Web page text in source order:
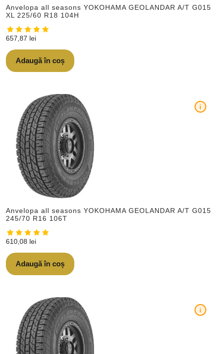
Anvelopa all seasons YOKOHAMA GEOLANDAR A/T G015
XL 225/60 R18 104H
657,87 lei
Adaugă în coș
Anvelopa all seasons YOKOHAMA GEOLANDAR A/T G015
245/70 R16 106T
i
610,08 lei
Adaugă în coș
i